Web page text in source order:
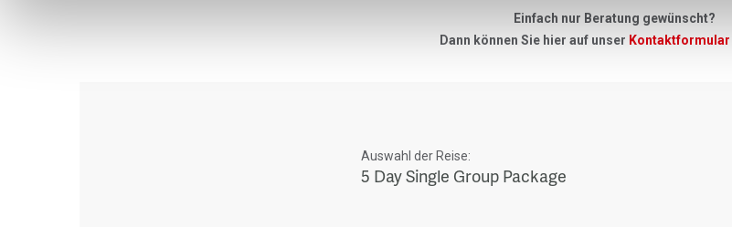
Einfach nur Beratung gewünscht?
Dann können Sie hier auf unser Kontaktformular
Auswahl der Reise:
5 Day Single Group Package